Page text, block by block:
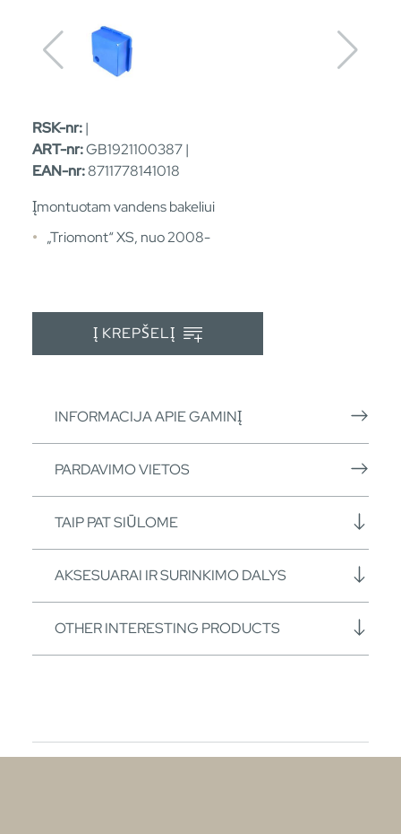
RSK-nr:|
ART-nr:GB1921100387 |
EAN-nr:8711778141018
Įmontuotam vandens bakeliui
„Triomont“ XS, nuo 2008-
Į KREPŠELĮ
INFORMACIJA APIE GAMINĮ
PARDAVIMO VIETOS
TAIP PAT SIŪLOME
AKSESUARAI IR SURINKIMO DALYS
OTHER INTERESTING PRODUCTS